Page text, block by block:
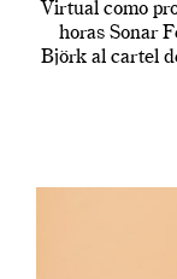
Virtual como
horas Sonar
Björk al cartel
en una de